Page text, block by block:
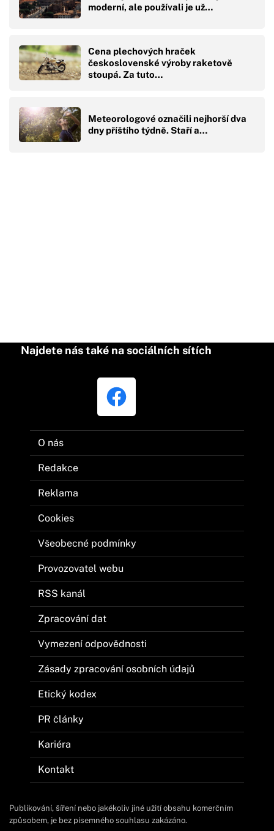
moderní, ale používali je už…
Cena plechových hraček
československé výroby raketově
stoupá. Za tuto…
Meteorologové označili nejhorší dva
dny příštího týdně. Staří a…
Najdete nás také na sociálních sítích
O nás
Redakce
Reklama
Cookies
Všeobecné podmínky
Provozovatel webu
RSS kanál
Zpracování dat
Vymezení odpovědnosti
Zásady zpracování osobních údajů
Etický kodex
PR články
Kariéra
Kontakt
Publikování, šíření nebo jakékoliv jiné užití obsahu komerčním
způsobem, je bez písemného souhlasu zakázáno.